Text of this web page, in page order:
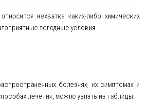
нехватка каких-либо химических
погодные условия.
болезнях, их симптомах и
лечения, можно узнать из таблицы: